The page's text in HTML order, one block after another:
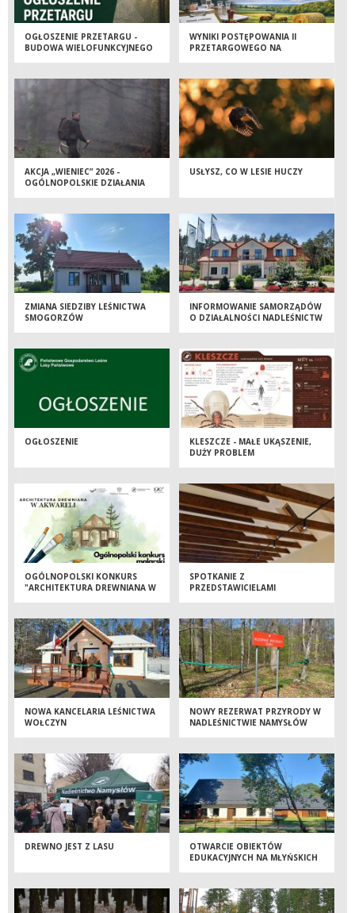
OGŁOSZENIE PRZETARGU -
BUDOWA WIELOFUNKCYJNEGO
WYNIKI POSTĘPOWANIA II
PRZETARGOWEGO NA
AKCJA „WIENIEC” 2026 -
OGÓLNOPOLSKIE DZIAŁANIA
USŁYSZ, CO W LESIE HUCZY
ZMIANA SIEDZIBY LEŚNICTWA
SMOGORZÓW
INFORMOWANIE SAMORZĄDÓW
O DZIAŁALNOŚCI NADLEŚNICTW
OGŁOSZENIE
KLESZCZE - MAŁE UKĄSZENIE,
DUŻY PROBLEM
OGÓLNOPOLSKI KONKURS
"ARCHITEKTURA DREWNIANA W
SPOTKANIE Z
PRZEDSTAWICIELAMI
NOWA KANCELARIA LEŚNICTWA
WOŁCZYN
NOWY REZERWAT PRZYRODY W
NADLEŚNICTWIE NAMYSŁÓW
DREWNO JEST Z LASU
OTWARCIE OBIEKTÓW
EDUKACYJNYCH NA MŁYŃSKICH